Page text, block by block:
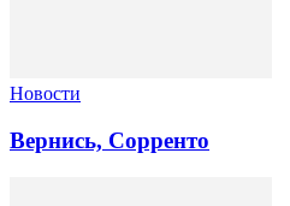
Новости
Вернись, Сорренто